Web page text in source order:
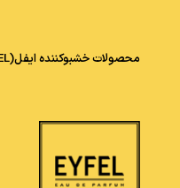
محصولات خشبوکننده ایفل(EYFEL)